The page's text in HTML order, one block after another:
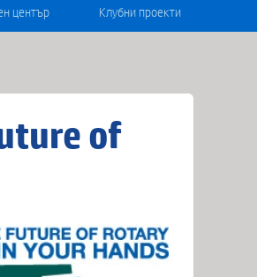
център Клубни проекти
of